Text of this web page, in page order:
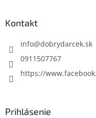
Kontakt
info@dobrydarcek.sk
0911507767
https://
Prihlásenie